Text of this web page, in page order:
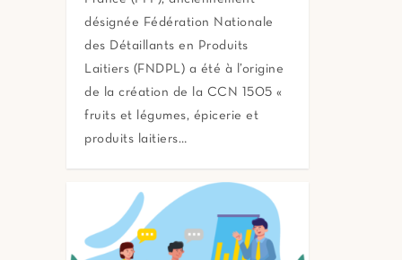
désignée Fédération Nationale
des Détaillants en Produits
Laitiers (FNDPL) a été à l’origine
de la création de la CCN 1505 «
fruits et légumes, épicerie et
produits laitiers…